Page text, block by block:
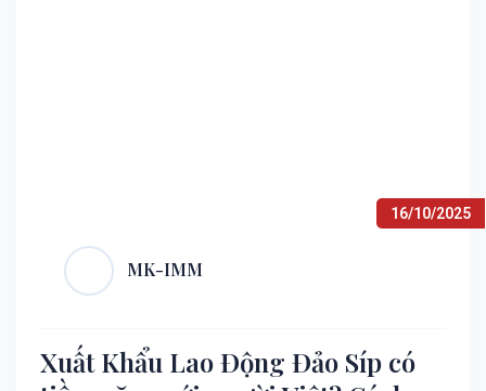
16/10/2025
MK-IMM
Xuất Khẩu Lao Động Đảo Síp có